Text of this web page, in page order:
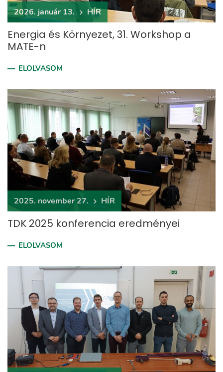
2026. január 13. HÍR
Energia és Környezet, 31. Workshop a
MATE-n
ELOLVASOM
2025. november 27. HÍR
TDK 2025 konferencia eredményei
ELOLVASOM